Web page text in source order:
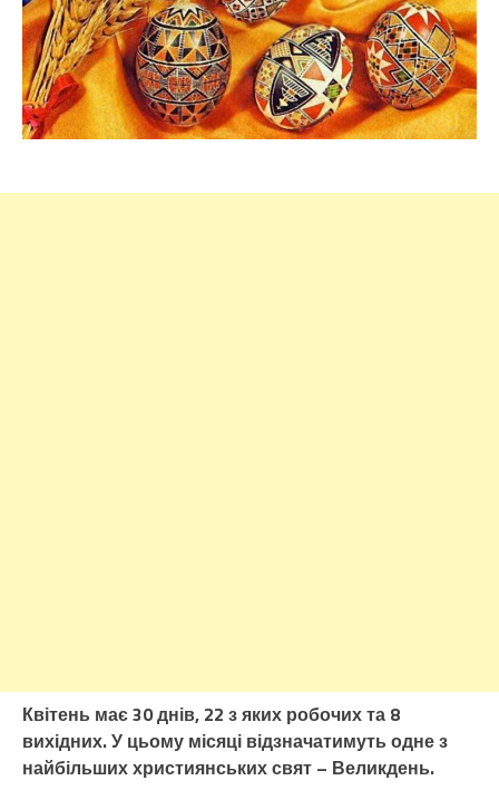
Квітень має 30 днів, 22 з яких робочих та 8
вихідних. У цьому місяці відзначатимуть одне з
найбільших християнських свят – Великдень.